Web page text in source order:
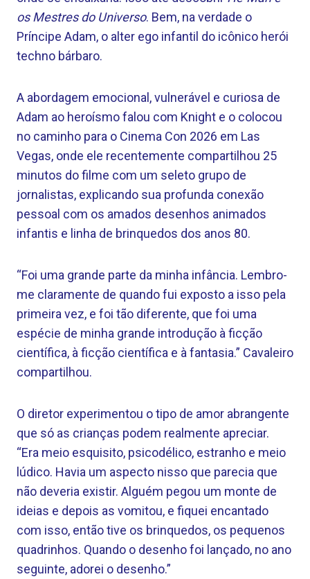
os Mestres do Universo. Bem, na verdade o
Príncipe Adam, o alter ego infantil do icônico herói
techno bárbaro.
A abordagem emocional, vulnerável e curiosa de
Adam ao heroísmo falou com Knight e o colocou
no caminho para o Cinema Con 2026 em Las
Vegas, onde ele recentemente compartilhou 25
minutos do filme com um seleto grupo de
jornalistas, explicando sua profunda conexão
pessoal com os amados desenhos animados
infantis e linha de brinquedos dos anos 80.
“Foi uma grande parte da minha infância. Lembro-
me claramente de quando fui exposto a isso pela
primeira vez, e foi tão diferente, que foi uma
espécie de minha grande introdução à ficção
científica, à ficção científica e à fantasia.” Cavaleiro
compartilhou.
O diretor experimentou o tipo de amor abrangente
que só as crianças podem realmente apreciar.
“Era meio esquisito, psicodélico, estranho e meio
lúdico. Havia um aspecto nisso que parecia que
não deveria existir. Alguém pegou um monte de
ideias e depois as vomitou, e fiquei encantado
com isso, então tive os brinquedos, os pequenos
quadrinhos. Quando o desenho foi lançado, no ano
seguinte, adorei o desenho.”